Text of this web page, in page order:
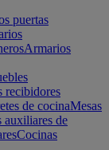
puertas
Armarios
recibidores
de cocinaMesas
auxiliares de
Cocinas